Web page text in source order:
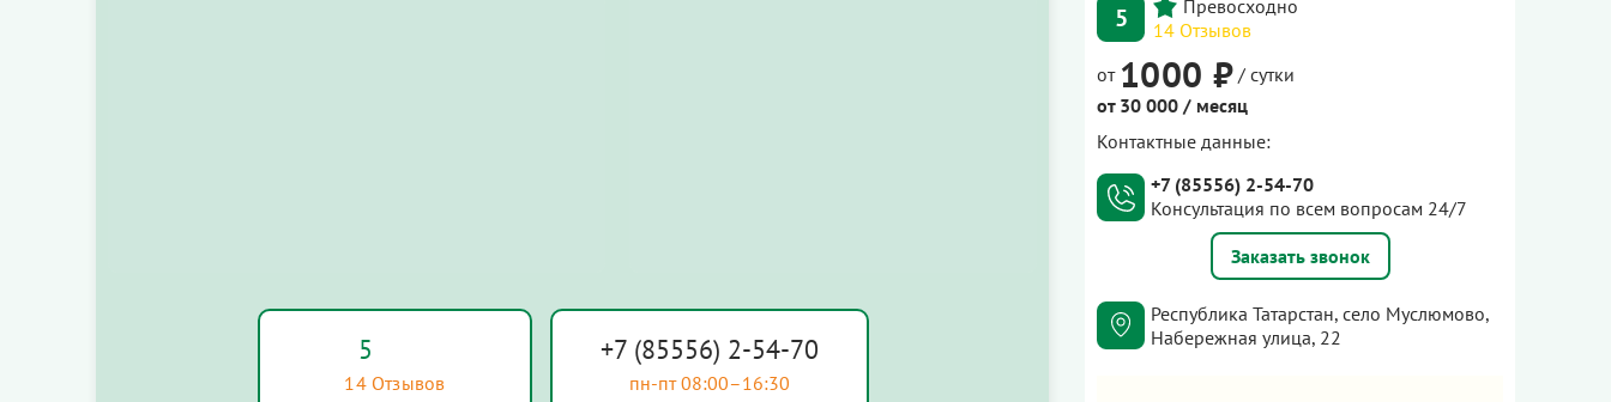
5
14 Отзывов
+7 (85556) 2-54-70
пн-пт 08:00–16:30
5
14 Отзывов
от 1000 ₽/ сутки
от 30 000 / месяц
Контактные данные:
+7 (85556) 2-54-70
Консультация по всем вопросам 24/7
Заказать звонок
Республика Татарстан, село Муслюмово,
Набережная улица, 22